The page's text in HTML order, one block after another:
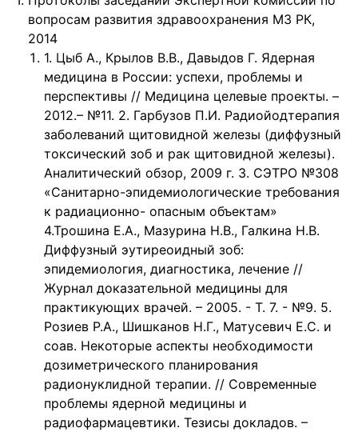
вопросам развития здравоохранения МЗ РК,
2014
1. Цыб А., Крылов В.В., Давыдов Г. Ядерная
медицина в России: успехи, проблемы и
перспективы // Медицина целевые проекты. –
2012.– №11. 2. Гарбузов П.И. Радиойодтерапия
заболеваний щитовидной железы (диффузный
токсический зоб и рак щитовидной железы).
Аналитический обзор, 2009 г. 3. СЭТРО №308
«Санитарно-эпидемиологические требования
к радиационно- опасным объектам»
4.Трошина Е.А., Мазурина Н.В., Галкина Н.В.
Диффузный эутиреоидный зоб:
эпидемиология, диагностика, лечение //
Журнал доказательной медицины для
практикующих врачей. – 2005. - Т. 7. - №9. 5.
Розиев Р.А., Шишканов Н.Г., Матусевич Е.С. и
соав. Некоторые аспекты необходимости
дозиметрического планирования
радионуклидной терапии. // Современные
проблемы ядерной медицины и
радиофармацевтики. Тезисы докладов. –